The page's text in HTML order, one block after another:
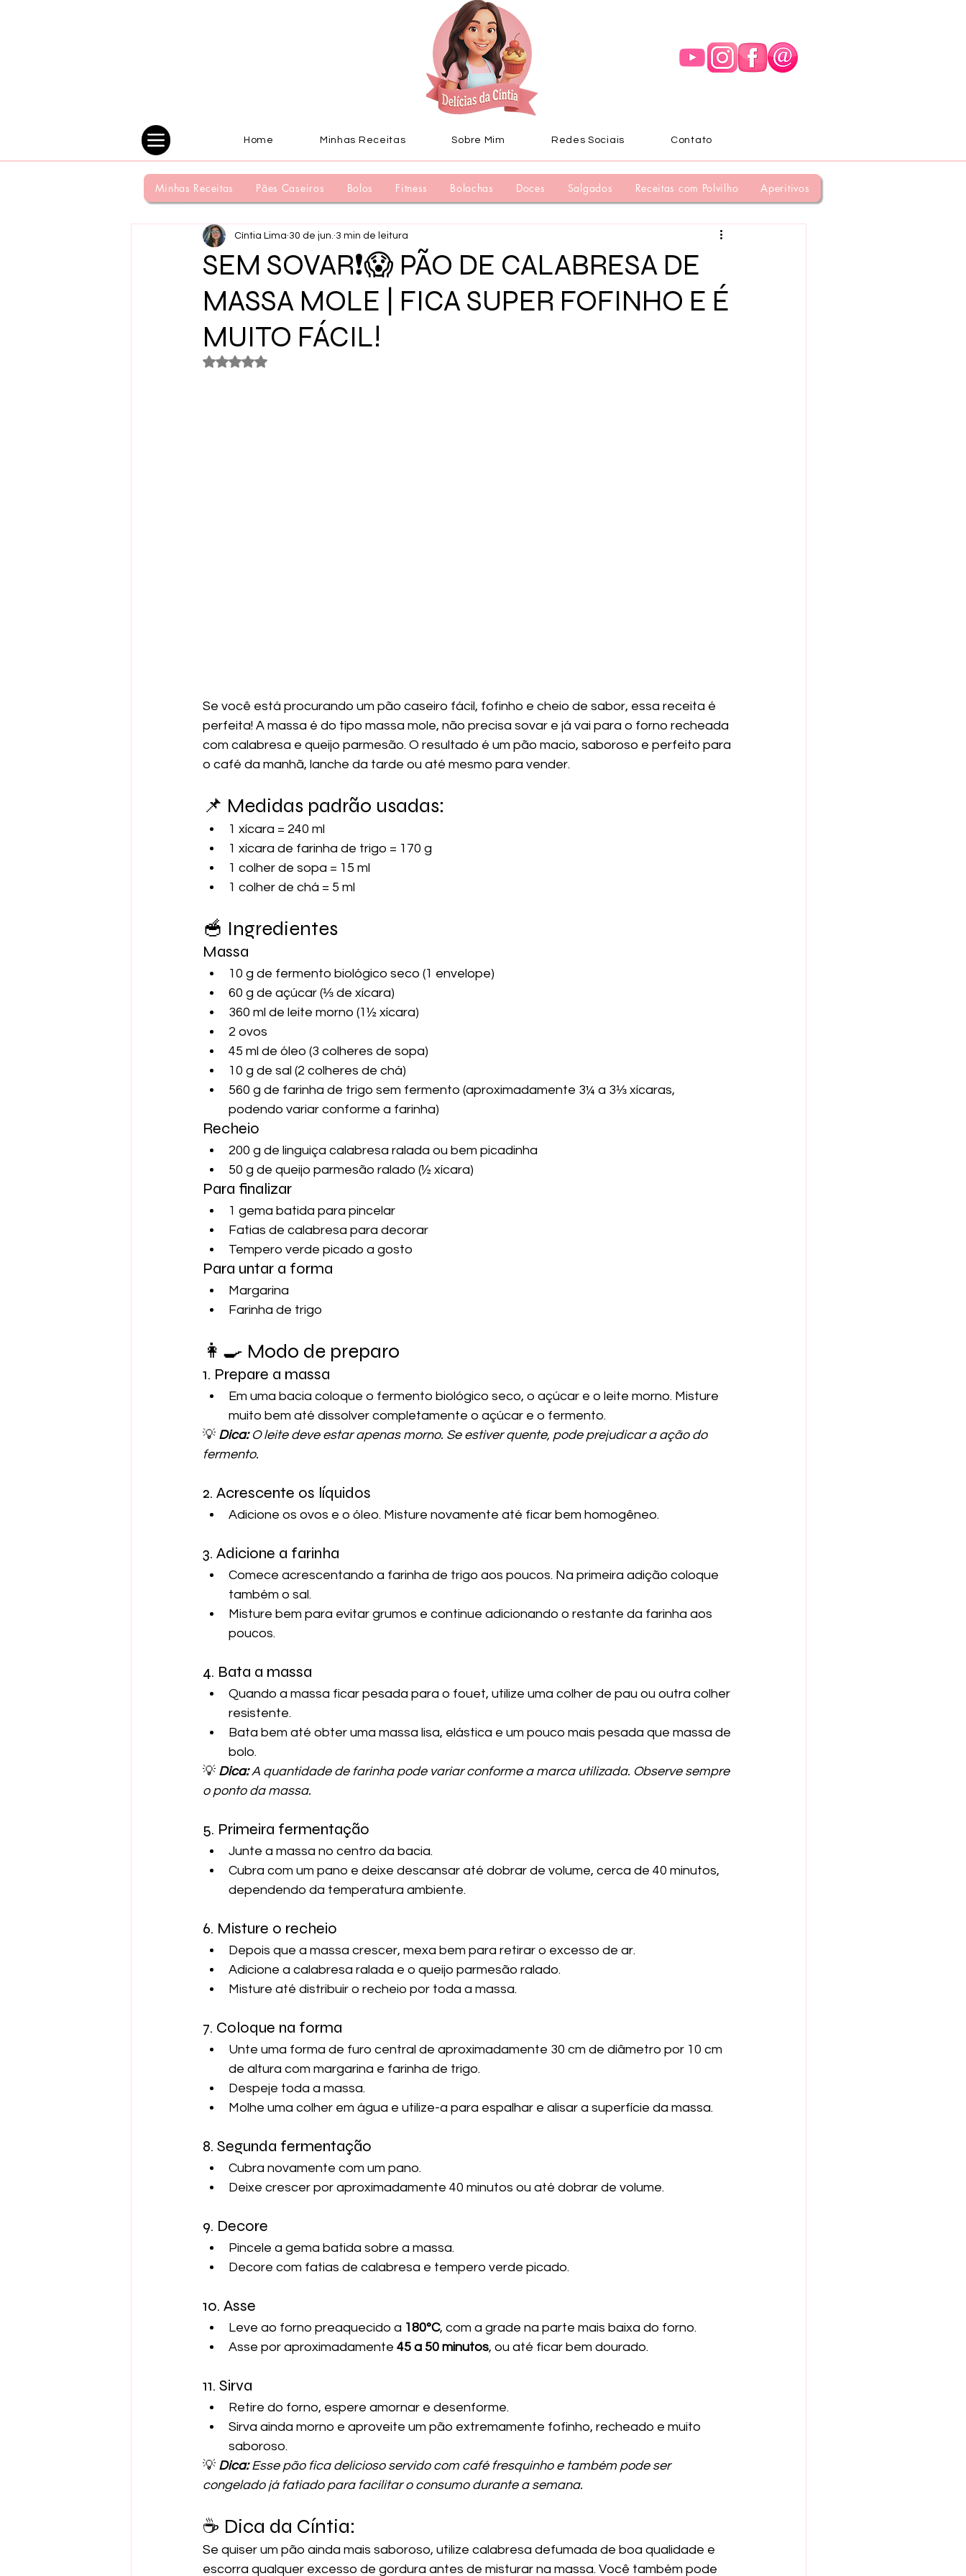
Home Minhas Receitas Sobre Mim Redes Sociais Contato
Minhas Receitas Pães Caseiros Bolos Fitness Bolachas Doces Salgados Receitas com Polvilho Aperitivos
SEM SOVAR❗😱 PÃO DE CALABRESA DE
MASSA MOLE | FICA SUPER FOFINHO E É
MUITO FÁCIL!
Cíntia Lima 30 de jun. 3 min de leitura
Avaliado com NaN de 5 estrelas.
Se você está procurando um pão caseiro fácil, fofinho e cheio de sabor, essa receita é
perfeita! A massa é do tipo massa mole, não precisa sovar e já vai para o forno recheada
com calabresa e queijo parmesão. O resultado é um pão macio, saboroso e perfeito para
o café da manhã, lanche da tarde ou até mesmo para vender.
📌 Medidas padrão usadas:
1 xícara = 240 ml
1 xícara de farinha de trigo = 170 g
1 colher de sopa = 15 ml
1 colher de chá = 5 ml
🥣 Ingredientes
Massa
10 g de fermento biológico seco (1 envelope)
60 g de açúcar (⅓ de xícara)
360 ml de leite morno (1½ xícara)
2 ovos
45 ml de óleo (3 colheres de sopa)
10 g de sal (2 colheres de chá)
560 g de farinha de trigo sem fermento (aproximadamente 3¼ a 3⅓ xícaras,
podendo variar conforme a farinha)
Recheio
200 g de linguiça calabresa ralada ou bem picadinha
50 g de queijo parmesão ralado (½ xícara)
Para finalizar
1 gema batida para pincelar
Fatias de calabresa para decorar
Tempero verde picado a gosto
Para untar a forma
Margarina
Farinha de trigo
👩‍🍳 Modo de preparo
1. Prepare a massa
Em uma bacia coloque o fermento biológico seco, o açúcar e o leite morno. Misture
muito bem até dissolver completamente o açúcar e o fermento.
💡 Dica: O leite deve estar apenas morno. Se estiver quente, pode prejudicar a ação do
fermento.
2. Acrescente os líquidos
Adicione os ovos e o óleo. Misture novamente até ficar bem homogêneo.
3. Adicione a farinha
Comece acrescentando a farinha de trigo aos poucos. Na primeira adição coloque
também o sal.
Misture bem para evitar grumos e continue adicionando o restante da farinha aos
poucos.
4. Bata a massa
Quando a massa ficar pesada para o fouet, utilize uma colher de pau ou outra colher
resistente.
Bata bem até obter uma massa lisa, elástica e um pouco mais pesada que massa de
bolo.
💡 Dica: A quantidade de farinha pode variar conforme a marca utilizada. Observe sempre
o ponto da massa.
5. Primeira fermentação
Junte a massa no centro da bacia.
Cubra com um pano e deixe descansar até dobrar de volume, cerca de 40 minutos,
dependendo da temperatura ambiente.
6. Misture o recheio
Depois que a massa crescer, mexa bem para retirar o excesso de ar.
Adicione a calabresa ralada e o queijo parmesão ralado.
Misture até distribuir o recheio por toda a massa.
7. Coloque na forma
Unte uma forma de furo central de aproximadamente 30 cm de diâmetro por 10 cm
de altura com margarina e farinha de trigo.
Despeje toda a massa.
Molhe uma colher em água e utilize-a para espalhar e alisar a superfície da massa.
8. Segunda fermentação
Cubra novamente com um pano.
Deixe crescer por aproximadamente 40 minutos ou até dobrar de volume.
9. Decore
Pincele a gema batida sobre a massa.
Decore com fatias de calabresa e tempero verde picado.
10. Asse
Leve ao forno preaquecido a 180°C, com a grade na parte mais baixa do forno.
Asse por aproximadamente 45 a 50 minutos, ou até ficar bem dourado.
11. Sirva
Retire do forno, espere amornar e desenforme.
Sirva ainda morno e aproveite um pão extremamente fofinho, recheado e muito
saboroso.
💡 Dica: Esse pão fica delicioso servido com café fresquinho e também pode ser
congelado já fatiado para facilitar o consumo durante a semana.
☕ Dica da Cíntia:
Se quiser um pão ainda mais saboroso, utilize calabresa defumada de boa qualidade e
escorra qualquer excesso de gordura antes de misturar na massa. Você também pode